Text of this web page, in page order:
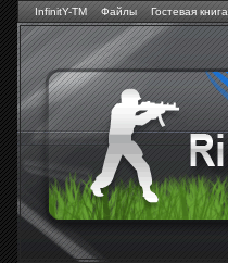
InfinitY-TM Файлы Гостевая книга